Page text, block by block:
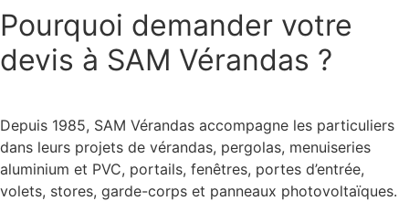
Pourquoi demander votre
devis à SAM Vérandas ?
Depuis 1985, SAM Vérandas accompagne les particuliers
dans leurs projets de vérandas, pergolas, menuiseries
aluminium et PVC, portails, fenêtres, portes d’entrée,
volets, stores, garde-corps et panneaux photovoltaïques.